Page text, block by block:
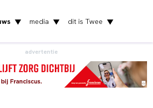
▼ media ▼ dit is Twee ▼
advertentie